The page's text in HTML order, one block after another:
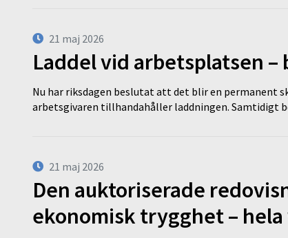
21 maj 2026
Laddel vid arbetsplatsen
Nu har riksdagen beslutat att det blir en permanent
arbetsgivaren tillhandahåller laddningen. Samtidigt
21 maj 2026
Den auktoriserade
ekonomisk trygghet – hela